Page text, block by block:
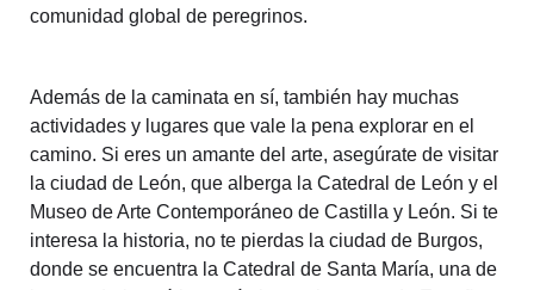
comunidad global de peregrinos.
Además de la caminata en sí, también hay muchas
actividades y lugares que vale la pena explorar en el
camino. Si eres un amante del arte, asegúrate de visitar
la ciudad de León, que alberga la Catedral de León y el
Museo de Arte Contemporáneo de Castilla y León. Si te
interesa la historia, no te pierdas la ciudad de Burgos,
donde se encuentra la Catedral de Santa María, una de